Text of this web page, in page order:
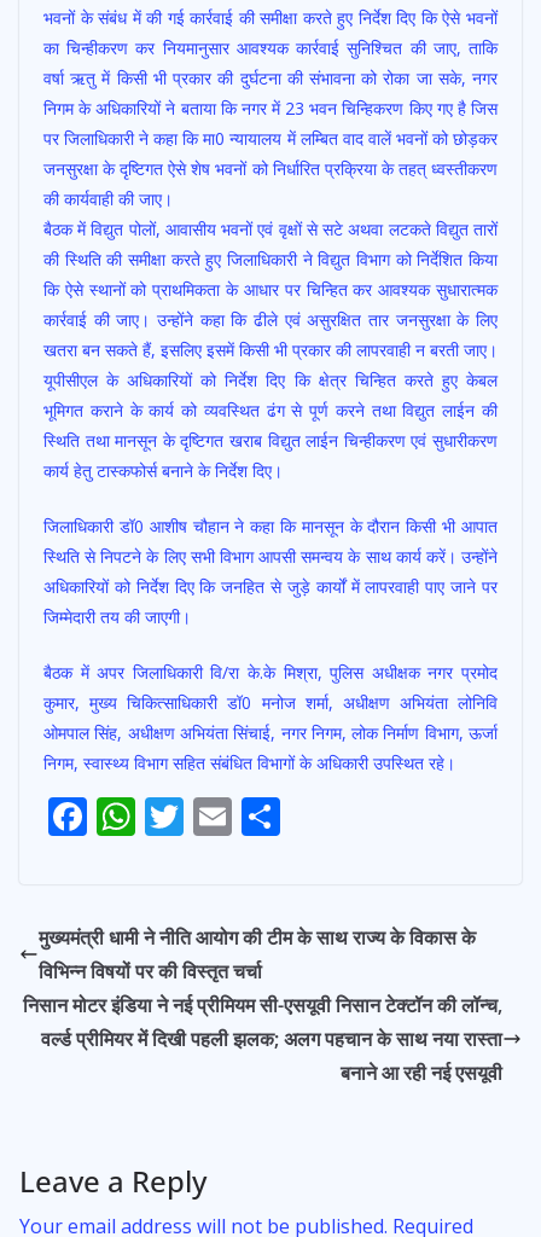
भवनों के संबंध में की गई कार्रवाई की समीक्षा करते हुए निर्देश दिए कि ऐसे भवनों
का चिन्हीकरण कर नियमानुसार आवश्यक कार्रवाई सुनिश्चित की जाए, ताकि
वर्षा ऋतु में किसी भी प्रकार की दुर्घटना की संभावना को रोका जा सके, नगर
निगम के अधिकारियों ने बताया कि नगर में 23 भवन चिन्हिकरण किए गए है जिस
पर जिलाधिकारी ने कहा कि मा0 न्यायालय में लम्बित वाद वालें भवनों को छोड़कर
जनसुरक्षा के दृष्टिगत ऐसे शेष भवनों को निर्धारित प्रक्रिया के तहत् ध्वस्तीकरण
की कार्यवाही की जाए।
बैठक में विद्युत पोलों, आवासीय भवनों एवं वृक्षों से सटे अथवा लटकते विद्युत तारों
की स्थिति की समीक्षा करते हुए जिलाधिकारी ने विद्युत विभाग को निर्देशित किया
कि ऐसे स्थानों को प्राथमिकता के आधार पर चिन्हित कर आवश्यक सुधारात्मक
कार्रवाई की जाए। उन्होंने कहा कि ढीले एवं असुरक्षित तार जनसुरक्षा के लिए
खतरा बन सकते हैं, इसलिए इसमें किसी भी प्रकार की लापरवाही न बरती जाए।
यूपीसीएल के अधिकारियों को निर्देश दिए कि क्षेत्र चिन्हित करते हुए केबल
भूमिगत कराने के कार्य को व्यवस्थित ढंग से पूर्ण करने तथा विद्युत लाईन की
स्थिति तथा मानसून के दृष्टिगत खराब विद्युत लाईन चिन्हीकरण एवं सुधारीकरण
कार्य हेतु टास्कफोर्स बनाने के निर्देश दिए।
जिलाधिकारी डॉ0 आशीष चौहान ने कहा कि मानसून के दौरान किसी भी आपात
स्थिति से निपटने के लिए सभी विभाग आपसी समन्वय के साथ कार्य करें। उन्होंने
अधिकारियों को निर्देश दिए कि जनहित से जुड़े कार्यों में लापरवाही पाए जाने पर
जिम्मेदारी तय की जाएगी।
बैठक में अपर जिलाधिकारी वि/रा के.के मिश्रा, पुलिस अधीक्षक नगर प्रमोद
कुमार, मुख्य चिकित्साधिकारी डॉ0 मनोज शर्मा, अधीक्षण अभियंता लोनिवि
ओमपाल सिंह, अधीक्षण अभियंता सिंचाई, नगर निगम, लोक निर्माण विभाग, ऊर्जा
निगम, स्वास्थ्य विभाग सहित संबंधित विभागों के अधिकारी उपस्थित रहे।
Post
navigation
F
b
o
o
k
W
s
A
p
p
T
er
E
l e
मुख्यमंत्री धामी ने नीति आयोग की टीम के साथ राज्य के विकास के
विभिन्न विषयों पर की विस्तृत चर्चा
निसान मोटर इंडिया ने नई प्रीमियम सी-एसयूवी निसान टेक्टॉन की लॉन्च,
वर्ल्ड प्रीमियर में दिखी पहली झलक; अलग पहचान के साथ नया रास्ता
बनाने आ रही नई एसयूवी
Leave a Reply
Your email address will not be published. Required